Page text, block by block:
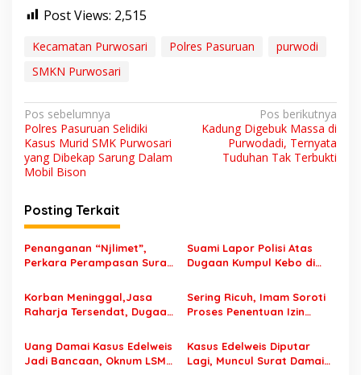
Post Views: 2,515
Kecamatan Purwosari Polres Pasuruan
purwodi
SMKN Purwosari
N
a
v
g
a
s
p
o
s
Pos sebelumnya
Polres Pasuruan Selidiki
Kasus Murid SMK Purwosari
yang Dibekap Sarung Dalam
Mobil Bison
Pos berikutnya
Kadung Digebuk Massa di
Purwodadi, Ternyata
Tuduhan Tak Terbukti
Posting Terkait
Penanganan “Njlimet”,
Perkara Perampasan Surat
Tersangka Padahal
Setahun di Polres Pasuruan
Suami Lapor Polisi Atas
Dugaan Kumpul Kebo di
Keluarga Minta Segera
Ditangkap
Korban Meninggal,Jasa
Raharja Tersendat, Dugaan
Tunggal Jadi Pemicu
Sering Ricuh, Imam Soroti
Proses Penentuan Izin
Asyik Keluarkan Izin Saja
Uang Damai Kasus Edelweis
Jadi Bancaan, Oknum LSM
Kasus Edelweis Diputar
Lagi, Muncul Surat Damai